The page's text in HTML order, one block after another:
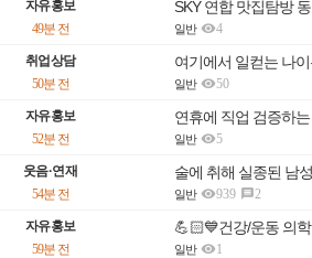
자유홍보 SKY 연합 맛집탐방
49분 전 일반 4
취업상담 여기에서 일컫는 나
50분 전 일반 50
자유홍보 연휴에 직업 검증하
52분 전 일반 5
웃음·연재 술에 취해 실종된 남
54분 전 일반 939 2
자유홍보 💪🏻💙건강/운동 의
59분 전 일반 1